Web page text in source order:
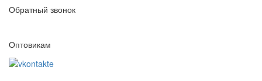
Обратный звонок
Оптовикам